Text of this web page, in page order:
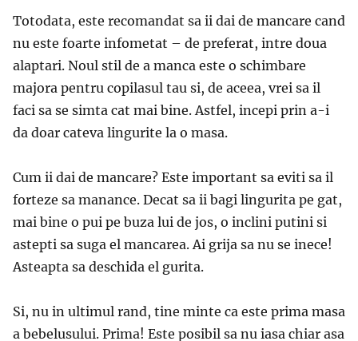
Totodata, este recomandat sa ii dai de mancare cand
nu este foarte infometat – de preferat, intre doua
alaptari. Noul stil de a manca este o schimbare
majora pentru copilasul tau si, de aceea, vrei sa il
faci sa se simta cat mai bine. Astfel, incepi prin a-i
da doar cateva lingurite la o masa.
Cum ii dai de mancare? Este important sa eviti sa il
forteze sa manance. Decat sa ii bagi lingurita pe gat,
mai bine o pui pe buza lui de jos, o inclini putini si
astepti sa suga el mancarea. Ai grija sa nu se inece!
Asteapta sa deschida el gurita.
Si, nu in ultimul rand, tine minte ca este prima masa
a bebelusului. Prima! Este posibil sa nu iasa chiar asa